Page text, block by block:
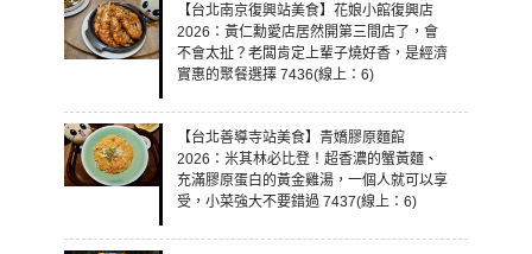
【台北南京復興站美食】花娘小館復興店
2026：黃仁勳愛店居然開第三間店了，會
不會太扯？老闆肯定上輩子燒好香，是經濟
實惠的聚餐選擇 7436(線上：6)
【台北善導寺站美食】青嬌膠原麵館
2026：米其林必比登！超香濃的蟹黃麵、
充滿膠原蛋白的黃金雞湯，一個人就可以享
受，小菜強大不要錯過 7437(線上：6)